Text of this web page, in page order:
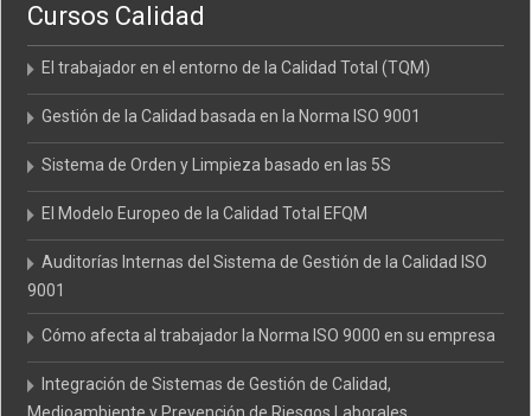
Cursos Calidad
El trabajador en el entorno de la Calidad Total (TQM)
Gestión de la Calidad basada en la Norma ISO 9001
Sistema de Orden y Limpieza basado en las 5S
El Modelo Europeo de la Calidad Total EFQM
Auditorías Internas del Sistema de Gestión de la Calidad ISO
9001
Cómo afecta al trabajador la Norma ISO 9000 en su empresa
Integración de Sistemas de Gestión de Calidad,